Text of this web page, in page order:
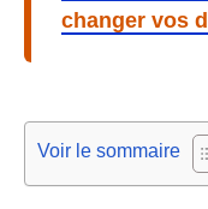
changer vos
Voir le sommaire